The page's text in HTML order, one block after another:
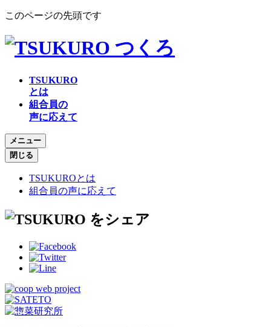
このページの先頭です
TSUKURO
とは
組合員の
声に応えて
メニュー
閉じる
TSUKUROとは
組合員の声に応えて